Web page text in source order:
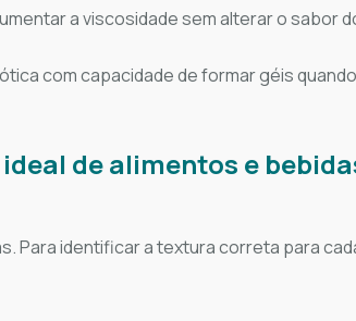
a viscosidade sem alterar o sabor
com capacidade de formar géis quando
de alimentos e
Para identificar a textura correta para